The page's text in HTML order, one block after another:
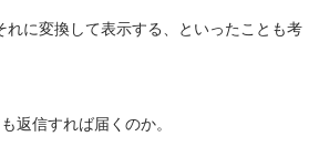
れに変換して表示する、といったことも考